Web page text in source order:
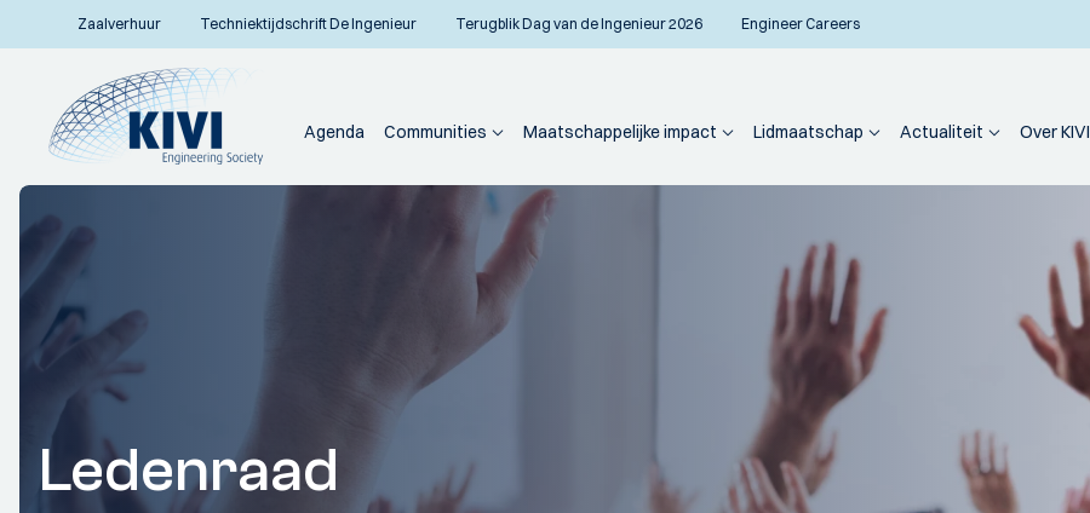
Zaalverhuur Techniektijdschrift De Ingenieur Terugblik Dag van de Ingenieur 2026 Engineer Careers
Agenda Communities Maatschappelijke impact Lidmaatschap Actualiteit Over KIVI
Ledenraad